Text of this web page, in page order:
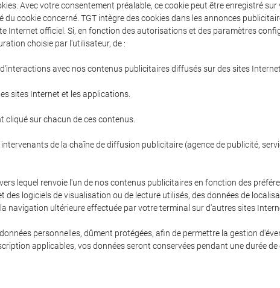
Avec votre consentement préalable, ce cookie peut être enregistré
cookie concerné. TGT intègre des cookies dans les annonces
Internet officiel. Si, en fonction des autorisations et des paramètres
choisie par l'utilisateur, de :
avec nos contenus publicitaires diffusés sur des sites
sites Internet et les applications.
cliqué sur chacun de ces contenus.
de la chaîne de diffusion publicitaire (agence de publicité,
lequel renvoie l'un de nos contenus publicitaires en fonction des
des logiciels de visualisation ou de lecture utilisés, des données de
navigation ultérieure effectuée par votre terminal sur d'autres sites
personnelles, dûment protégées, afin de permettre la gestion
applicables, vos données seront conservées pendant une durée de